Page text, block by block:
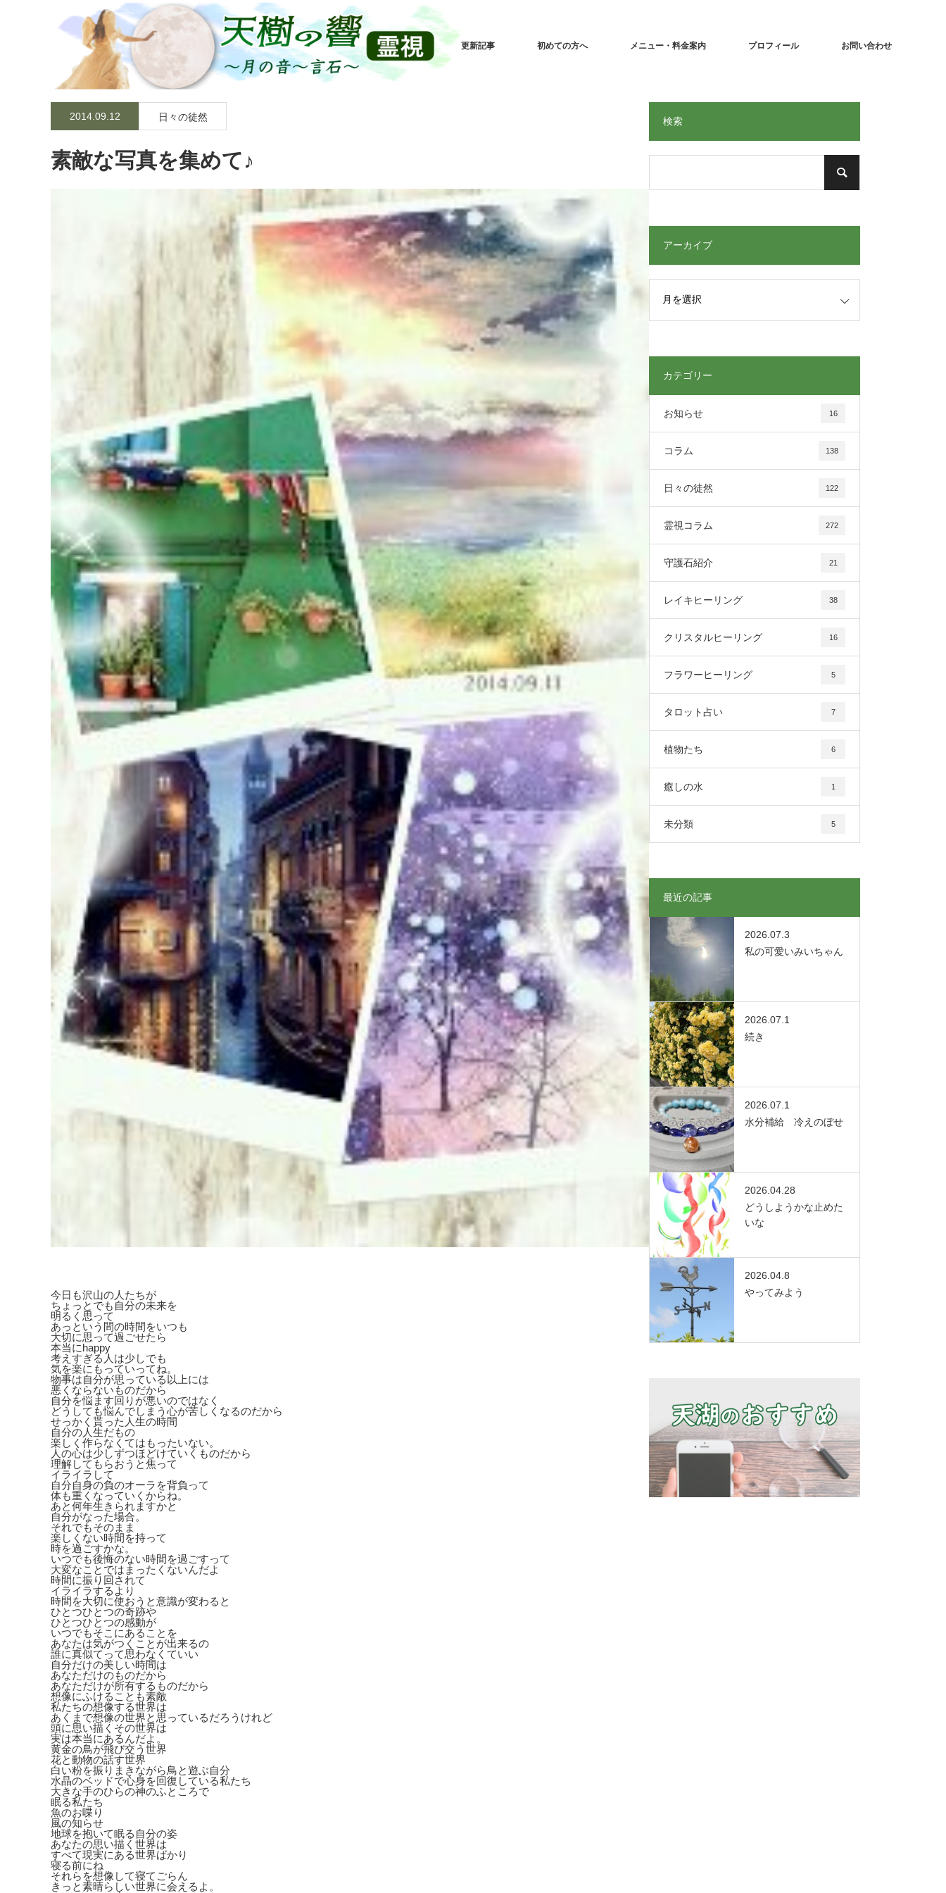
更新記事 初めての方へ メニュー・料金案内 プロフィール お問い合わせ
2014.09.12 日々の徒然
素敵な写真を集めて♪
今日も沢山の人たちが
ちょっとでも自分の未来を
明るく思って
あっという間の時間をいつも
大切に思って過ごせたら
本当にhappy
考えすぎる人は少しでも
気を楽にもっていってね。
物事は自分が思っている以上には
悪くならないものだから
自分を悩ます回りが悪いのではなく
どうしても悩んでしまう心が苦しくなるのだから
せっかく貰った人生の時間
自分の人生だもの
楽しく作らなくてはもったいない。
人の心は少しずつほどけていくものだから
理解してもらおうと焦って
イライラして
自分自身の負のオーラを背負って
体も重くなっていくからね。
あと何年生きられますかと
自分がなった場合。
それでもそのまま
楽しくない時間を持って
時を過ごすかな。
いつでも後悔のない時間を過ごすって
大変なことではまったくないんだよ
時間に振り回されて
イライラするより
時間を大切に使おうと意識が変わると
ひとつひとつの奇跡や
ひとつひとつの感動が
いつでもそこにあることを
あなたは気がつくことが出来るの
誰に真似てって思わなくていい
自分だけの美しい時間は
あなただけのものだから
あなただけが所有するものだから
想像にふけることも素敵
私たちの想像する世界は
あくまで想像の世界と思っているだろうけれど
頭に思い描くその世界は
実は本当にあるんだよ。
黄金の鳥が飛び交う世界
花と動物の話す世界
白い粉を振りまきながら鳥と遊ぶ自分
水晶のベッドで心身を回復している私たち
大きな手のひらの神のふところで
眠る私たち
魚のお喋り
風の知らせ
地球を抱いて眠る自分の姿
あなたの思い描く世界は
すべて現実にある世界ばかり
寝る前にね
それらを想像して寝てごらん
きっと素晴らしい世界に会えるよ。
検索
アーカイブ
カテゴリー
お知らせ 16
コラム 138
日々の徒然 122
霊視コラム 272
守護石紹介 21
レイキヒーリング 38
クリスタルヒーリング 16
フラワーヒーリング 5
タロット占い 7
植物たち 6
癒しの水 1
未分類 5
最近の記事
2026.07.3
私の可愛いみいちゃん
2026.07.1
続き
2026.07.1
水分補給 冷えのぼせ
2026.04.28
どうしようかな止めた
いな
2026.04.8
やってみよう